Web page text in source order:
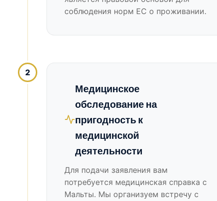
соблюдения норм ЕС о проживании.
2
Медицинское
обследование на
пригодность к
медицинской
деятельности
Для подачи заявления вам
потребуется медицинская справка с
Мальты. Мы организуем встречу с